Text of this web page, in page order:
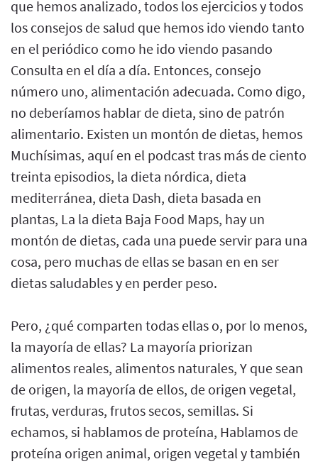
que hemos analizado, todos los ejercicios y todos
los consejos de salud que hemos ido viendo tanto
en el periódico como he ido viendo pasando
Consulta en el día a día. Entonces, consejo
número uno, alimentación adecuada. Como digo,
no deberíamos hablar de dieta, sino de patrón
alimentario. Existen un montón de dietas, hemos
Muchísimas, aquí en el podcast tras más de ciento
treinta episodios, la dieta nórdica, dieta
mediterránea, dieta Dash, dieta basada en
plantas, La la dieta Baja Food Maps, hay un
montón de dietas, cada una puede servir para una
cosa, pero muchas de ellas se basan en en ser
dietas saludables y en perder peso.
Pero, ¿qué comparten todas ellas o, por lo menos,
la mayoría de ellas? La mayoría priorizan
alimentos reales, alimentos naturales, Y que sean
de origen, la mayoría de ellos, de origen vegetal,
frutas, verduras, frutos secos, semillas. Si
echamos, si hablamos de proteína, Hablamos de
proteína origen animal, origen vegetal y también